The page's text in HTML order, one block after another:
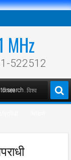
MHz
522512
विचार विश्व